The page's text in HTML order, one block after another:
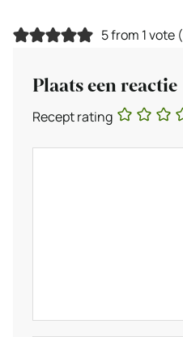
5 from 1 vote (
Plaats een reactie
Recept rating